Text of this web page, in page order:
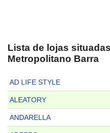
Lista de lojas
Metropolitano Barra
AD LIFE STYLE
ALEATORY
ANDARELLA